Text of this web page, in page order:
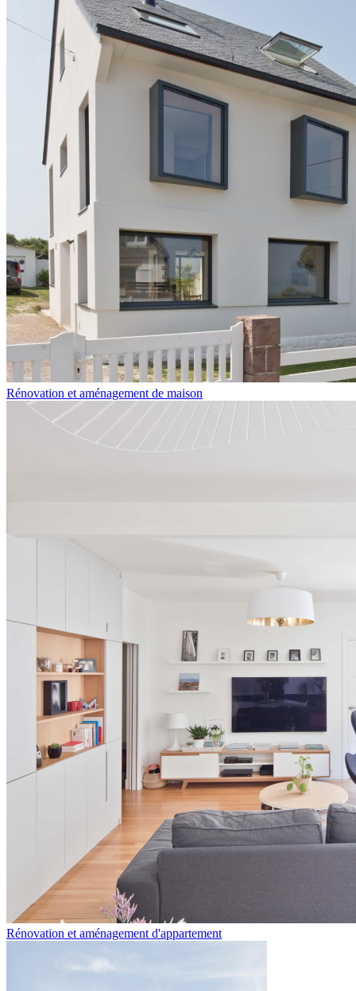
Rénovation et aménagement de maison
Rénovation et aménagement d'appartement